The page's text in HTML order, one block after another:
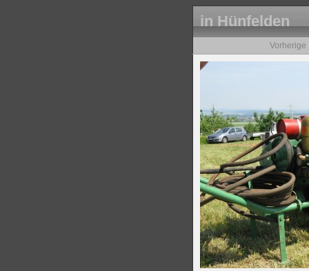
in Hünfelden
Vorherige